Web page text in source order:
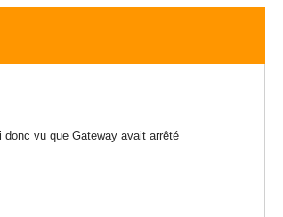
vu que Gateway avait arrêté